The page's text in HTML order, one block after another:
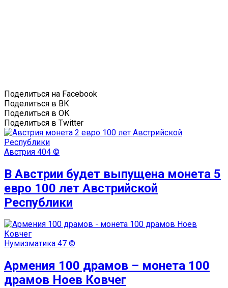
Поделиться на Facebook
Поделиться в ВК
Поделиться в ОК
Поделиться в Twitter
Австрия 404 ©
В Австрии будет выпущена монета 5
евро 100 лет Австрийской
Республики
Нумизматика 47 ©
Армения 100 драмов – монета 100
драмов Ноев Ковчег